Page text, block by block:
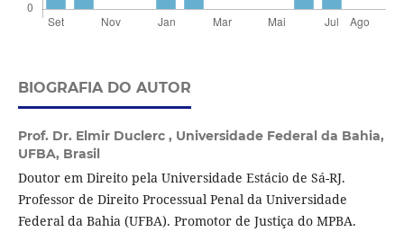
BIOGRAFIA DO AUTOR
Prof. Dr. Elmir Duclerc , Universidade Federal da Bahia,
UFBA, Brasil
Doutor em Direito pela Universidade Estácio de Sá-RJ.
Professor de Direito Processual Penal da Universidade
Federal da Bahia (UFBA). Promotor de Justiça do MPBA.